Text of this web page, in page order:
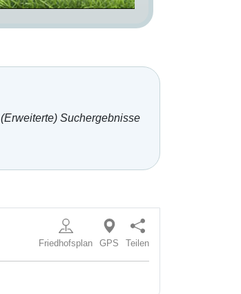
(Erweiterte) Suchergebnisse
Friedhofsplan GPS Teilen